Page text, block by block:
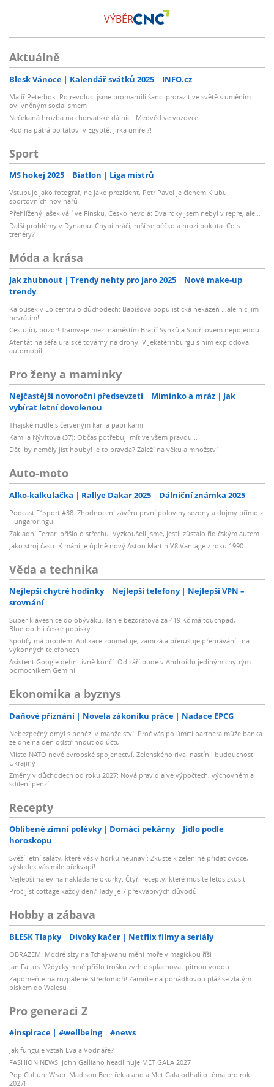
VÝBĚR
Aktuálně
Blesk Vánoce Kalendář svátků 2025 INFO.cz
Malíř Peterbok: Po revoluci jsme promarnili šanci prorazit ve světě s uměním
ovlivněným socialismem
Nečekaná hrozba na chorvatské dálnici! Medvěd ve vozovce
Rodina pátrá po tátovi v Egyptě: Jirka umřel?!
Sport
MS hokej 2025 Biatlon Liga mistrů
Vstupuje jako fotograf, ne jako prezident. Petr Pavel je členem Klubu
sportovních novinářů
Přehlížený Jašek válí ve Finsku, Česko nevolá: Dva roky jsem nebyl v repre, ale…
Další problémy v Dynamu. Chybí hráči, ruší se béčko a hrozí pokuta. Co s
trenéry?
Móda a krása
Jak zhubnout Trendy nehty pro jaro 2025
Nové make-up
trendy
Kalousek v Epicentru o důchodech: Babišova populistická nekázeň …ale nic jim
nevrátím!
Cestující, pozor! Tramvaje mezi náměstím Bratří Synků a Spořilovem nepojedou
Atentát na šéfa uralské továrny na drony: V Jekatěrinburgu s ním explodoval
automobil
Pro ženy a maminky
Nejčastější novoroční předsevzetí Miminko a mráz
Jak
vybírat letní dovolenou
Thajské nudle s červeným kari a paprikami
Kamila Nývltová (37): Občas potřebuji mít ve všem pravdu...
Děti by neměly jíst houby! Je to pravda? Záleží na věku a množství
Auto-moto
Alko-kalkulačka Rallye Dakar 2025 Dálniční známka 2025
Podcast F1sport #38: Zhodnocení závěru první poloviny sezony a dojmy přímo z
Hungaroringu
Základní Ferrari přišlo o střechu. Vyzkoušeli jsme, jestli zůstalo řidičským autem
Jako stroj času: K mání je úplně nový Aston Martin V8 Vantage z roku 1990
Věda a technika
Nejlepší chytré hodinky Nejlepší telefony
Nejlepší VPN –
srovnání
Super klávesnice do obýváku. Tahle bezdrátová za 419 Kč má touchpad,
Bluetooth i české popisky
Spotify má problém. Aplikace zpomaluje, zamrzá a přerušuje přehrávání i na
výkonných telefonech
Asistent Google definitivně končí. Od září bude v Androidu jediným chytrým
pomocníkem Gemini
Ekonomika a byznys
Daňové přiznání Novela zákoníku práce Nadace EPCG
Nebezpečný omyl s penězi v manželství: Proč vás po úmrtí partnera může banka
ze dne na den odstřihnout od účtu
Místo NATO nové evropské spojenectví. Zelenského rival nastínil budoucnost
Ukrajiny
Změny v důchodech od roku 2027: Nová pravidla ve výpočtech, výchovném a
sdílení penzí
Recepty
Oblíbené zimní polévky Domácí pekárny
Jídlo podle
horoskopu
Svěží letní saláty, které vás v horku neunaví: Zkuste k zelenině přidat ovoce,
výsledek vás mile překvapí!
Nejlepší nálev na nakládané okurky: Čtyři recepty, které musíte letos zkusit!
Proč jíst cottage každý den? Tady je 7 překvapivých důvodů
Hobby a zábava
BLESK Tlapky Divoký kačer Netflix filmy a seriály
OBRAZEM: Modré slzy na Tchaj-wanu mění moře v magickou říši
Jan Faltus: Vždycky mně přišlo trošku zvrhlé splachovat pitnou vodou
Zapomeňte na rozpálené Středomoří! Zamiřte na pohádkovou pláž se zlatým
pískem do Walesu
Pro generaci Z
#inspirace #wellbeing #news
Jak funguje vztah Lva a Vodnáře?
FASHION NEWS: John Galliano headlinuje MET GALA 2027
Pop Culture Wrap: Madison Beer řekla ano a Met Gala odhalilo téma pro rok
2027!